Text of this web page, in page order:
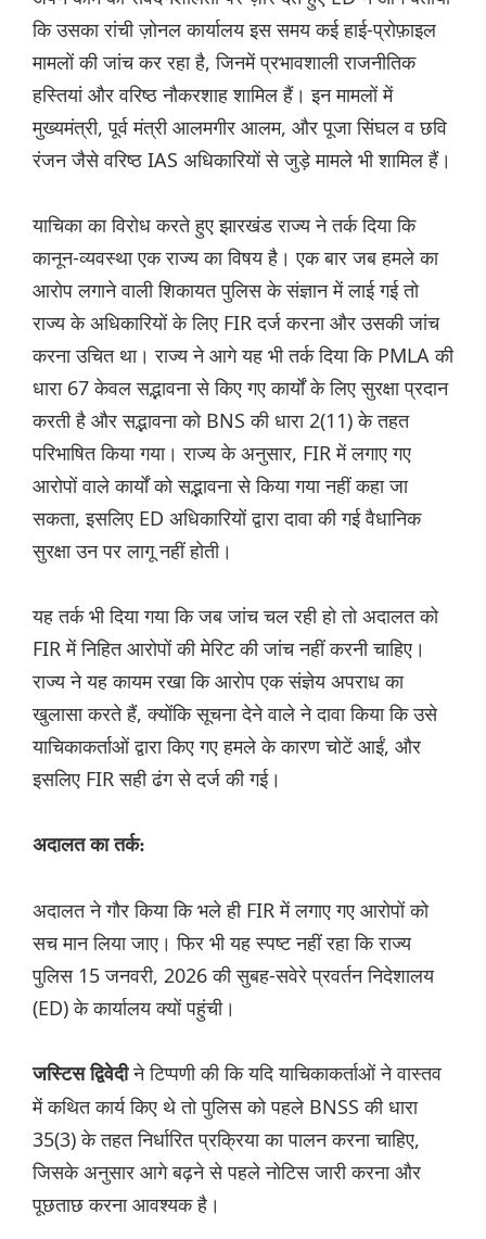
कि उसका रांची ज़ोनल कार्यालय इस समय कई हाई-प्रोफ़ाइल
मामलों की जांच कर रहा है, जिनमें प्रभावशाली राजनीतिक
हस्तियां और वरिष्ठ नौकरशाह शामिल हैं। इन मामलों में
मुख्यमंत्री, पूर्व मंत्री आलमगीर आलम, और पूजा सिंघल व छवि
रंजन जैसे वरिष्ठ IAS अधिकारियों से जुड़े मामले भी शामिल हैं।
याचिका का विरोध करते हुए झारखंड राज्य ने तर्क दिया कि
कानून-व्यवस्था एक राज्य का विषय है। एक बार जब हमले का
आरोप लगाने वाली शिकायत पुलिस के संज्ञान में लाई गई तो
राज्य के अधिकारियों के लिए FIR दर्ज करना और उसकी जांच
करना उचित था। राज्य ने आगे यह भी तर्क दिया कि PMLA की
धारा 67 केवल सद्भावना से किए गए कार्यों के लिए सुरक्षा प्रदान
करती है और सद्भावना को BNS की धारा 2(11) के तहत
परिभाषित किया गया। राज्य के अनुसार, FIR में लगाए गए
आरोपों वाले कार्यों को सद्भावना से किया गया नहीं कहा जा
सकता, इसलिए ED अधिकारियों द्वारा दावा की गई वैधानिक
सुरक्षा उन पर लागू नहीं होती।
यह तर्क भी दिया गया कि जब जांच चल रही हो तो अदालत को
FIR में निहित आरोपों की मेरिट की जांच नहीं करनी चाहिए।
राज्य ने यह कायम रखा कि आरोप एक संज्ञेय अपराध का
खुलासा करते हैं, क्योंकि सूचना देने वाले ने दावा किया कि उसे
याचिकाकर्ताओं द्वारा किए गए हमले के कारण चोटें आईं, और
इसलिए FIR सही ढंग से दर्ज की गई।
अदालत का तर्क:
अदालत ने गौर किया कि भले ही FIR में लगाए गए आरोपों को
सच मान लिया जाए। फिर भी यह स्पष्ट नहीं रहा कि राज्य
पुलिस 15 जनवरी, 2026 की सुबह-सवेरे प्रवर्तन निदेशालय
(ED) के कार्यालय क्यों पहुंची।
जस्टिस द्विवेदीने टिप्पणी की कि यदि याचिकाकर्ताओं ने वास्तव
में कथित कार्य किए थे तो पुलिस को पहले BNSS की धारा
35(3) के तहत निर्धारित प्रक्रिया का पालन करना चाहिए,
जिसके अनुसार आगे बढ़ने से पहले नोटिस जारी करना और
पूछताछ करना आवश्यक है।